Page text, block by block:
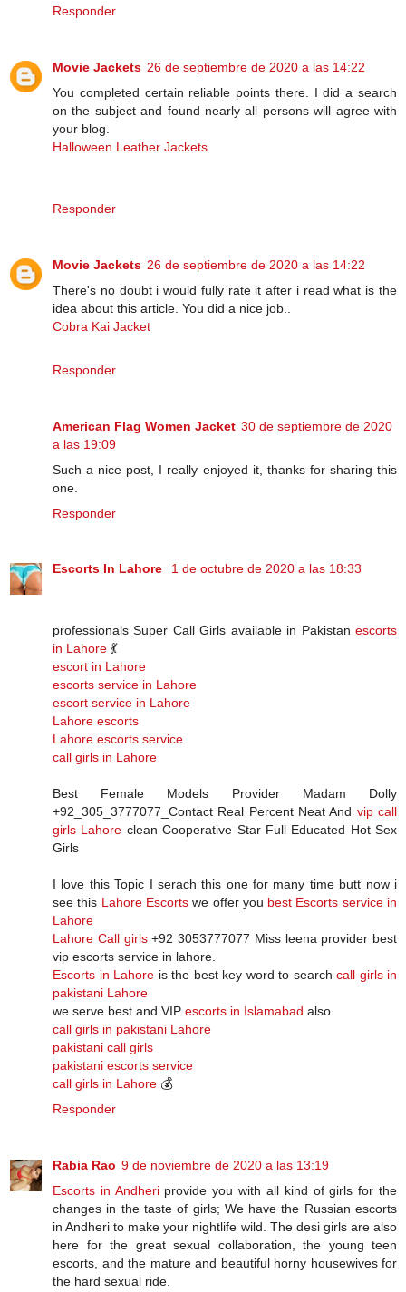
Responder
Movie Jackets 26 de septiembre de 2020 a las 14:22
You completed certain reliable points there. I did a search
on the subject and found nearly all persons will agree with
your blog.
Halloween Leather Jackets
Responder
Movie Jackets 26 de septiembre de 2020 a las 14:22
There's no doubt i would fully rate it after i read what is the
idea about this article. You did a nice job..
Cobra Kai Jacket
Responder
American Flag Women Jacket 30 de septiembre de 2020
a las 19:09
Such a nice post, I really enjoyed it, thanks for sharing this
one.
Responder
Escorts In Lahore 1 de octubre de 2020 a las 18:33
professionals Super Call Girls available in Pakistan escorts
in Lahore 💃
escort in Lahore
escorts service in Lahore
escort service in Lahore
Lahore escorts
Lahore escorts service
call girls in Lahore
Best Female Models Provider Madam Dolly
+92_305_3777077_Contact Real Percent Neat And vip call
girls Lahore clean Cooperative Star Full Educated Hot Sex
Girls
I love this Topic I serach this one for many time butt now i
see this Lahore Escortswe offer you best Escorts service in
Lahore
Lahore Call girls+92 3053777077 Miss leena provider best
vip escorts service in lahore.
Escorts in Lahore is the best key word to search call girls in
pakistani Lahore
we serve best and VIP escorts in Islamabad also.
call girls in pakistani Lahore
pakistani call girls
pakistani escorts service
call girls in Lahore 💰
Responder
Rabia Rao 9 de noviembre de 2020 a las 13:19
Escorts in Andheriprovide you with all kind of girls for the
changes in the taste of girls; We have the Russian escorts
in Andheri to make your nightlife wild. The desi girls are also
here for the great sexual collaboration, the young teen
escorts, and the mature and beautiful horny housewives for
the hard sexual ride.